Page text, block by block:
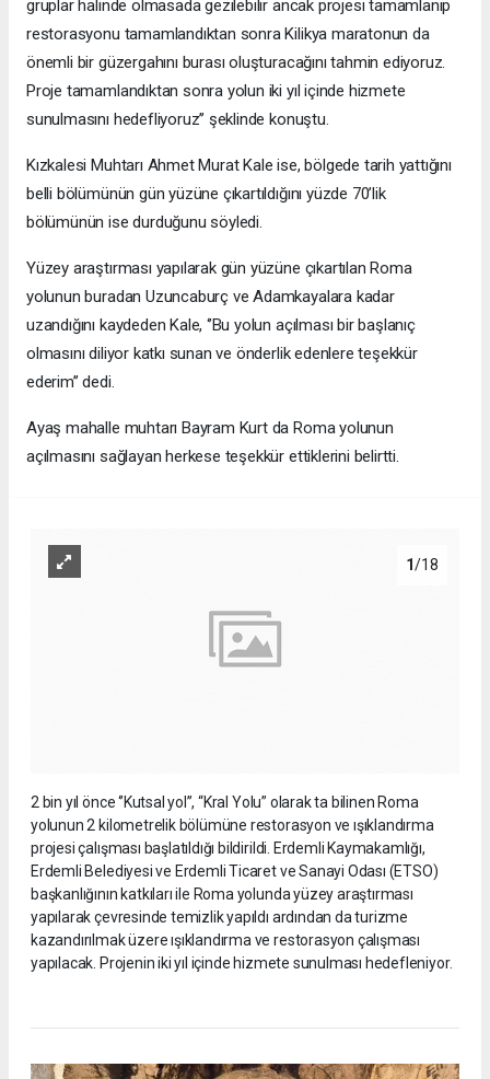
gruplar halinde olmasada gezilebilir ancak projesi tamamlanıp
restorasyonu tamamlandıktan sonra Kilikya maratonun da
önemli bir güzergahını burası oluşturacağını tahmin ediyoruz.
Proje tamamlandıktan sonra yolun iki yıl içinde hizmete
sunulmasını hedefliyoruz’’ şeklinde konuştu.
Kızkalesi Muhtarı Ahmet Murat Kale ise, bölgede tarih yattığını
belli bölümünün gün yüzüne çıkartıldığını yüzde 70’lik
bölümünün ise durduğunu söyledi.
Yüzey araştırması yapılarak gün yüzüne çıkartılan Roma
yolunun buradan Uzuncaburç ve Adamkayalara kadar
uzandığını kaydeden Kale, ‘’Bu yolun açılması bir başlanıç
olmasını diliyor katkı sunan ve önderlik edenlere teşekkür
ederim’’ dedi.
Ayaş mahalle muhtarı Bayram Kurt da Roma yolunun
açılmasını sağlayan herkese teşekkür ettiklerini belirtti.
1/18
2 bin yıl önce ‘’Kutsal yol’’, “Kral Yolu” olarak ta bilinen Roma
yolunun 2 kilometrelik bölümüne restorasyon ve ışıklandırma
projesi çalışması başlatıldığı bildirildi. Erdemli Kaymakamlığı,
Erdemli Belediyesi ve Erdemli Ticaret ve Sanayi Odası (ETSO)
başkanlığının katkıları ile Roma yolunda yüzey araştırması
yapılarak çevresinde temizlik yapıldı ardından da turizme
kazandırılmak üzere ışıklandırma ve restorasyon çalışması
yapılacak. Projenin iki yıl içinde hizmete sunulması hedefleniyor.